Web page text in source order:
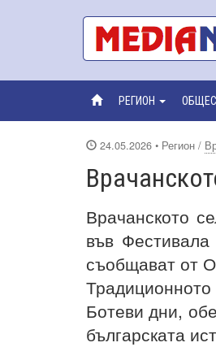
РЕГИОН
24.05.2026 • Регион /
Врачанското
във Фестивала
съобщават от
Ботеви дни,
българската